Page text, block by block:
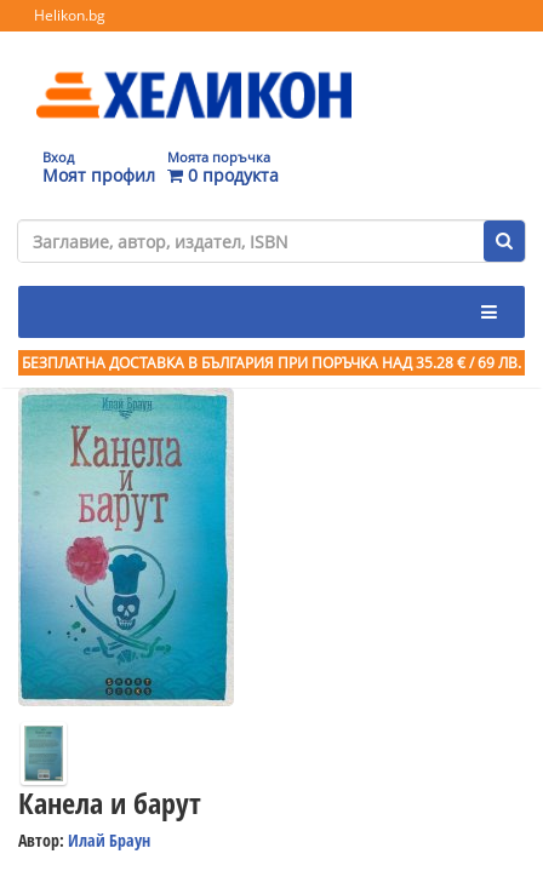
Helikon.bg
Вход
Моят профил
Моята поръчка
0 продукта
БЕЗПЛАТНА ДОСТАВКА В БЪЛГАРИЯ ПРИ ПОРЪЧКА НАД 35.28 € / 69 ЛВ.
Канела и барут
Автор: Илай Браун